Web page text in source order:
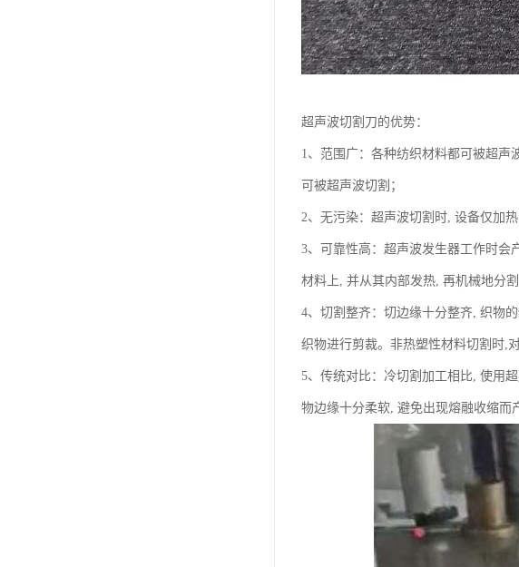
超声波切割刀的优势：
1、范围广：各种纺织材料都可被超声
可被超声波切割；
2、无污染：超声波切割时, 设备仅加
3、可靠性高：超声波发生器工作时会
材料上, 并从其内部发热, 再机械地分
4、切割整齐：切边缘十分整齐, 织物
织物进行剪裁。非热塑性材料切割时,
5、传统对比：冷切割加工相比, 使用
物边缘十分柔软, 避免出现熔融收缩而